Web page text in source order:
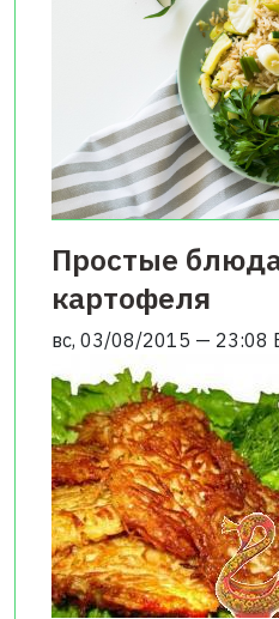
Простые
картофеля
вс, 03/08/2015 — 23:08